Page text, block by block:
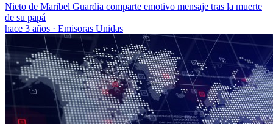
Nieto de Maribel Guardia comparte emotivo mensaje tras la muerte
de su papá
hace 3 años · Emisoras Unidas